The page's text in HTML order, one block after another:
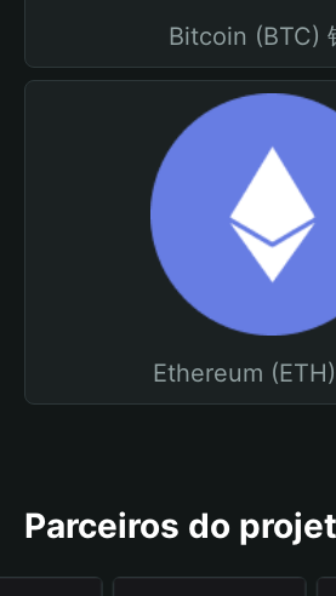
Bitcoin (BTC)
Ethereum
Parceiros do